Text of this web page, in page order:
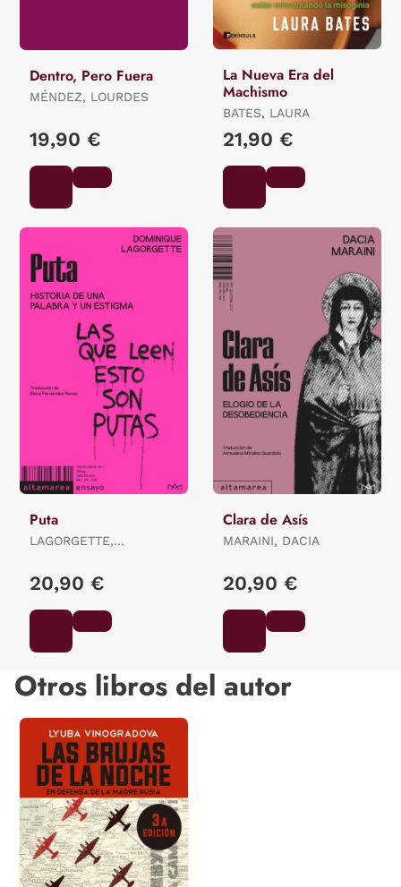
Dentro, Pero Fuera
MÉNDEZ, LOURDES
19,90 €
La Nueva Era del
Machismo
BATES, LAURA
21,90 €
Puta
LAGORGETTE,
20,90 €
Clara de Asís
MARAINI, DACIA
20,90 €
Otros libros del autor